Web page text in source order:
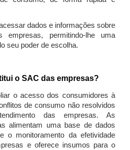
dados e informações sobre
empresas, permitindo-lhe uma
seu poder de escolha.
o SAC das empresas?
o acesso dos consumidores à
de consumo não resolvidos
das empresas. As
alimentam uma base de dados
o monitoramento da efetividade
e oferece insumos para o